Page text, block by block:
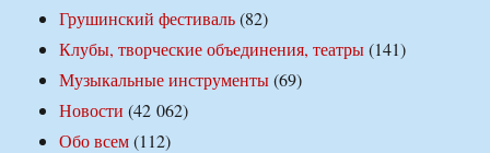
Грушинский фестиваль(82)
Клубы, творческие объединения, театры(141)
Музыкальные инструменты(69)
Новости (42 062)
Обо всем(112)